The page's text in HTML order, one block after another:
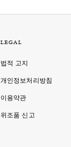
LEGAL
법적 고지
개인정보처리방침
이용약관
위조품 신고